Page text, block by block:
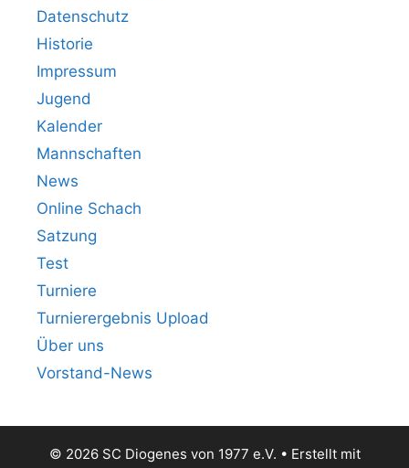
Datenschutz
Historie
Impressum
Jugend
Kalender
Mannschaften
News
Online Schach
Satzung
Test
Turniere
Turnierergebnis Upload
Über uns
Vorstand-News
© 2026 SC Diogenes von 1977 e.V. • Erstellt mit